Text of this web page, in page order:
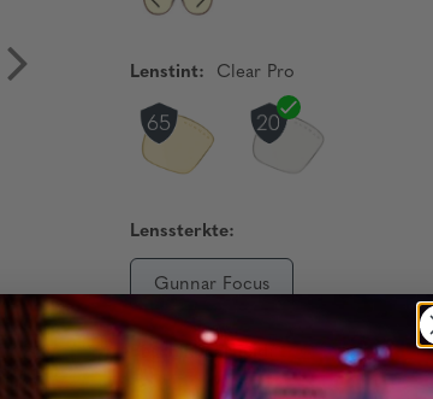
Lenstint: Clear Pro
Lenssterkte:
Gunnar Focus
Beschikbaarheid: Op Voorraad